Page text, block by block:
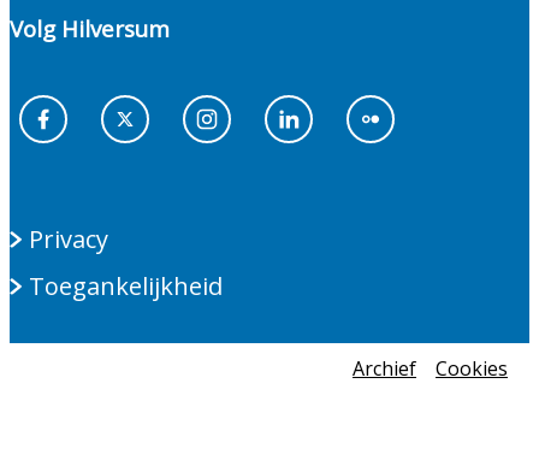
Volg Hilversum
Facebook Instagram Linkedin
Privacy
Toegankelijkheid
Archief Cookies